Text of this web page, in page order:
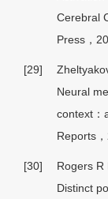
Cerebral
Press，
[29]
Neural
context：
Reports
[30]
Rogers R
Distinct